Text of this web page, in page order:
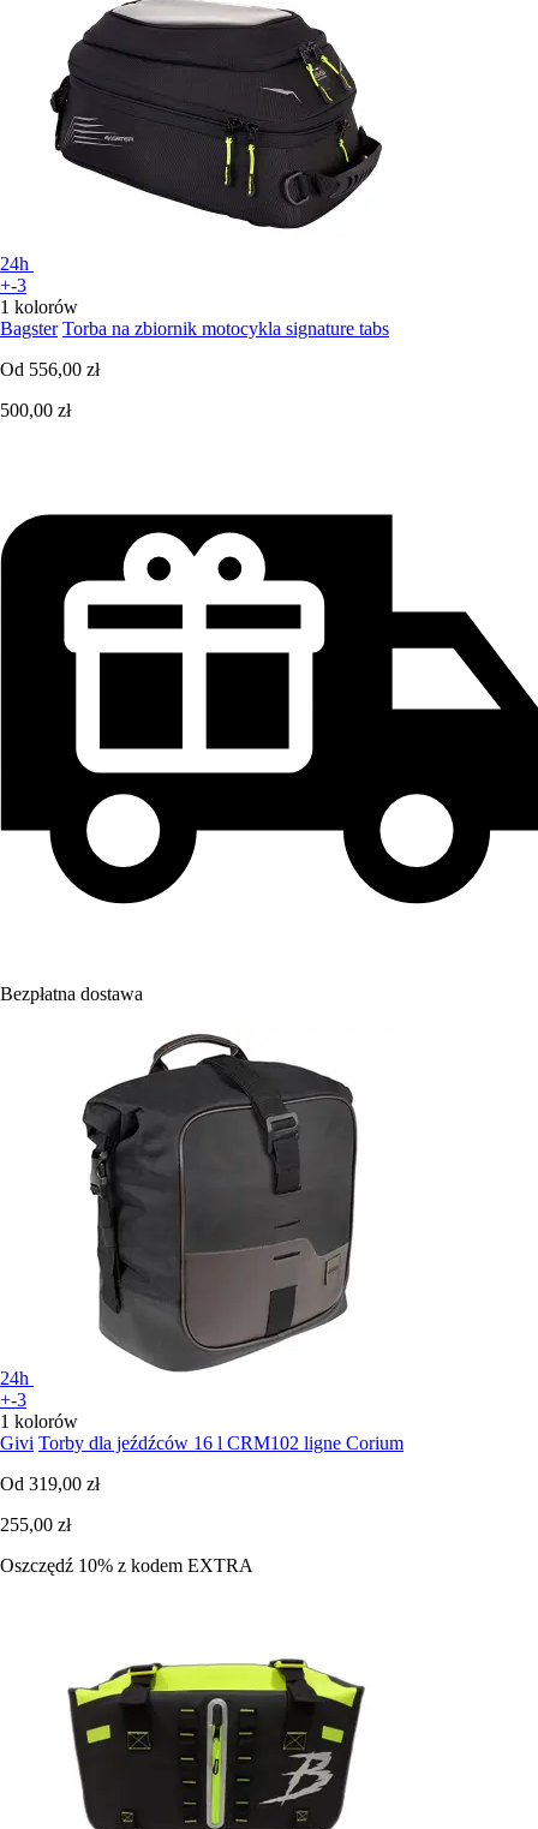
24h
+-3
1 kolorów
Bagster Torba na zbiornik motocykla signature tabs
Od 556,00 zł
500,00 zł
Bezpłatna dostawa
24h
+-3
1 kolorów
Givi Torby dla jeźdźców 16 l CRM102 ligne Corium
Od 319,00 zł
255,00 zł
Oszczędź 10% z kodem EXTRA